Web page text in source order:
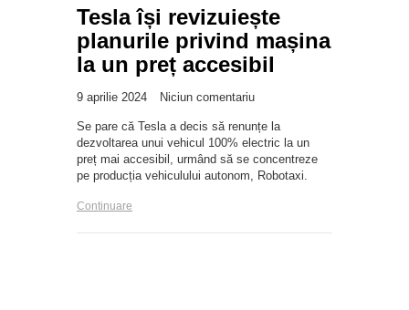
Tesla își revizuiește
planurile privind mașina
la un preț accesibil
9 aprilie 2024 Niciun comentariu
Se pare că Tesla a decis să renunțe la
dezvoltarea unui vehicul 100% electric la un
preț mai accesibil, urmând să se concentreze
pe producția vehiculului autonom, Robotaxi.
Continuare